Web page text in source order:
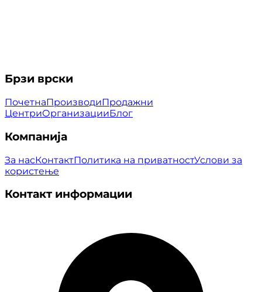
Брзи врски
ПочетнаПроизводиПродажни
ЦентриОрганизацииБлог
Компанија
За насКонтактПолитика на приватностУслови за
користење
Контакт информации